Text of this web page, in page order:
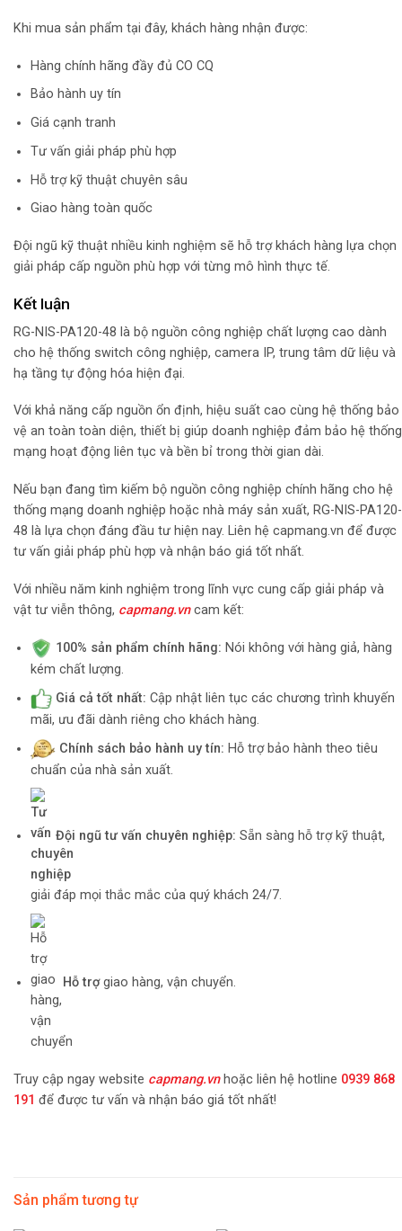
Khi mua sản phẩm tại đây, khách hàng nhận được:
Hàng chính hãng đầy đủ CO CQ
Bảo hành uy tín
Giá cạnh tranh
Tư vấn giải pháp phù hợp
Hỗ trợ kỹ thuật chuyên sâu
Giao hàng toàn quốc
Đội ngũ kỹ thuật nhiều kinh nghiệm sẽ hỗ trợ khách hàng lựa chọn
giải pháp cấp nguồn phù hợp với từng mô hình thực tế.
Kết luận
RG-NIS-PA120-48 là bộ nguồn công nghiệp chất lượng cao dành
cho hệ thống switch công nghiệp, camera IP, trung tâm dữ liệu và
hạ tầng tự động hóa hiện đại.
Với khả năng cấp nguồn ổn định, hiệu suất cao cùng hệ thống bảo
vệ an toàn toàn diện, thiết bị giúp doanh nghiệp đảm bảo hệ thống
mạng hoạt động liên tục và bền bỉ trong thời gian dài.
Nếu bạn đang tìm kiếm bộ nguồn công nghiệp chính hãng cho hệ
thống mạng doanh nghiệp hoặc nhà máy sản xuất, RG-NIS-PA120-
48 là lựa chọn đáng đầu tư hiện nay. Liên hệ capmang.vn để được
tư vấn giải pháp phù hợp và nhận báo giá tốt nhất.
Với nhiều năm kinh nghiệm trong lĩnh vực cung cấp giải pháp và
vật tư viễn thông, capmang.vncam kết:
100% sản phẩm chính hãng: Nói không với hàng giả, hàng
kém chất lượng.
Giá cả tốt nhất: Cập nhật liên tục các chương trình khuyến
mãi, ưu đãi dành riêng cho khách hàng.
Chính sách bảo hành uy tín: Hỗ trợ bảo hành theo tiêu
chuẩn của nhà sản xuất.
Đội ngũ tư vấn chuyên nghiệp: Sẵn sàng hỗ trợ kỹ thuật,
giải đáp mọi thắc mắc của quý khách 24/7.
Hỗ trợgiao hàng, vận chuyển.
Truy cập ngay website capmang.vnhoặc liên hệ hotline 0939 868
191 để được tư vấn và nhận báo giá tốt nhất!
Sản phẩm tương tự